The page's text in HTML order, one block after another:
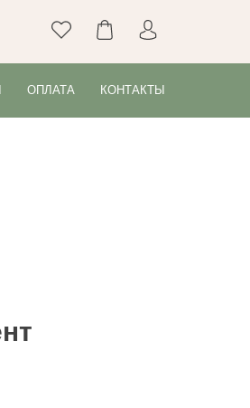
ОПЛАТА КОНТАКТЫ